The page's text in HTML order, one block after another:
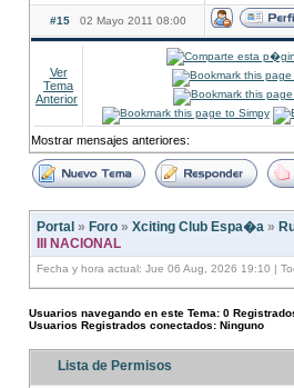
#15 02 Mayo 2011 08:00
Ver
Tema
Anterior
Mostrar mensajes anteriores:
Portal » Foro » Xciting Club Espa�a »
III NACIONAL
Fecha y hora actual: Jue 06 Aug, 2026 19:10 |
Usuarios navegando en este Tema: 0
Usuarios Registrados conectados: Ninguno
Lista de Permisos